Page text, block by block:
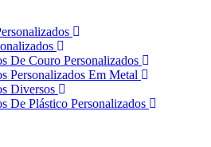
De Couro Personalizados
Personalizados Em Metal
Diversos
De Plástico Personalizados